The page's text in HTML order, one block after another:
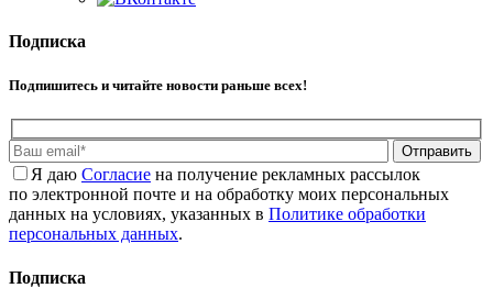
Подписка
Подпишитесь и читайте новости раньше всех!
Отправить
Я даю Cогласие на получение рекламных рассылок
по электронной почте и на обработку моих персональных
данных на условиях, указанных в Политике обработки
персональных данных.
Подписка